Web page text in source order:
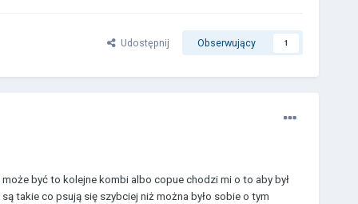
Udostępnij Obserwujący 1
być to kolejne kombi albo copue chodzi mi o to aby był
takie co psują się szybciej niż można było sobie o tym